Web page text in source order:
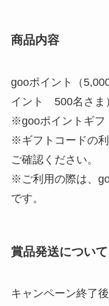
商品内容
gooポイント（
イント 500名さま
※gooポイントギフ
※ギフトコードの
ご確認ください。
※ご利用の際は、
です。
賞品発送について
キャンペーン終了